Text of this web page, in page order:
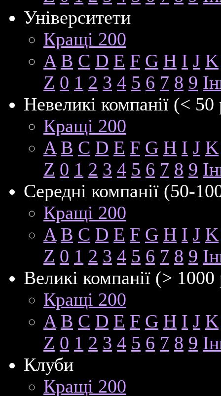
Університети
Кращі 200
A B C D E F G H I J K
Z 0 1 2 3 4 5 6 7 8 9
Невеликі компанії (< 50
Кращі 200
A B C D E F G H I J K
Z 0 1 2 3 4 5 6 7 8 9
Середні компанії (50-
Кращі 200
A B C D E F G H I J K
Z 0 1 2 3 4 5 6 7 8 9
Великі компанії (> 1000
Кращі 200
A B C D E F G H I J K
Z 0 1 2 3 4 5 6 7 8 9
Клуби
Кращі 200